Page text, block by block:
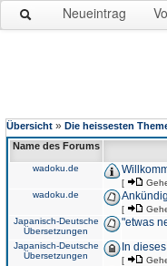
Neueintrag
Übersicht » Die heissesten
Name des Forums
wadoku.de
[
wadoku.de
[
Japanisch-Deutsche
Übersetzungen
"etwas
Japanisch-Deutsche
Übersetzungen
In
[